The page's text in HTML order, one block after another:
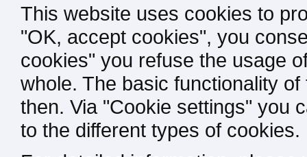
This website uses cookies to
"OK, accept cookies", you
cookies" you refuse the usage
whole. The basic functionality
then. Via "Cookie settings" you
to the different types of cookies.